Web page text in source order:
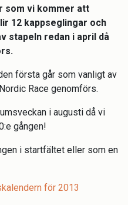
som vi kommer att
12 kappseglingar och
stapeln redan i april då
första går som vanligt av
Race genomförs.
i augusti då vi
gången!
i startfältet eller som en
för 2013